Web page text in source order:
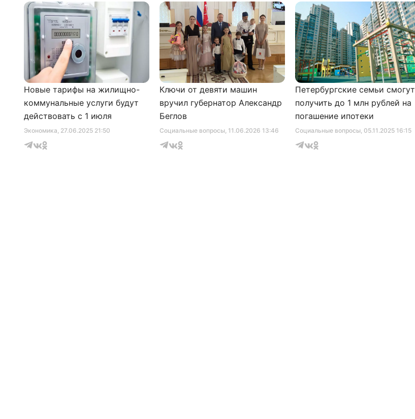
Экономика, 27.06.2025 21:50
Новые тарифы на жилищно-
коммунальные услуги будут
действовать с 1 июля
Социальные вопросы, 11.06.2026 13:46
Ключи от девяти машин
вручил губернатор Александр
Беглов
Социальные вопросы, 05.11.2025 16:15
Петербургские семьи смогут
получить до 1 млн рублей на
погашение ипотеки